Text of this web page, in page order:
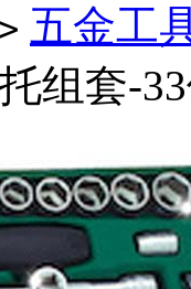
> 五金工
组套-